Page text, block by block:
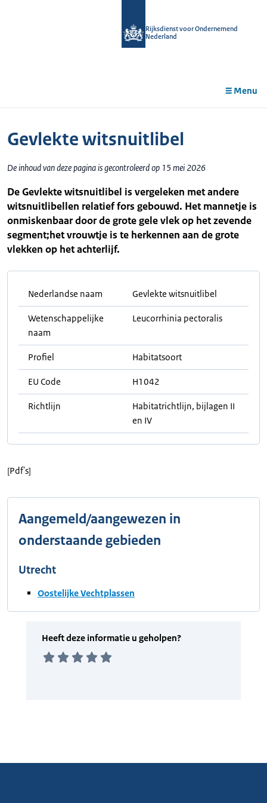
Rijksdienst voor Ondernemend
Nederland
Menu
Gevlekte witsnuitlibel
De inhoud van deze pagina is gecontroleerd op 15 mei 2026
De Gevlekte witsnuitlibel is vergeleken met andere
witsnuitlibellen relatief fors gebouwd. Het mannetje is
onmiskenbaar door de grote gele vlek op het zevende
segment;het vrouwtje is te herkennen aan de grote
vlekken op het achterlijf.
Nederlandse naam Gevlekte witsnuitlibel
Wetenschappelijke
naam
Leucorrhinia pectoralis
Profiel Habitatsoort
EU Code H1042
Richtlijn
Habitatrichtlijn, bijlagen II
en IV
[Pdf's]
Aangemeld/aangewezen in
onderstaande gebieden
Utrecht
Oostelijke Vechtplassen